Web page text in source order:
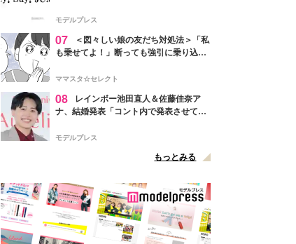
モデルプレス
07
＜図々しい娘の友だち対処法＞「私
も乗せてよ！」断っても強引に乗り込ん
ママスタ☆セレクト
08
レインボー池田直人＆佐藤佳奈ア
ナ、結婚発表「コント内で発表させてい
点変更のため
モデルプレス
もっとみる